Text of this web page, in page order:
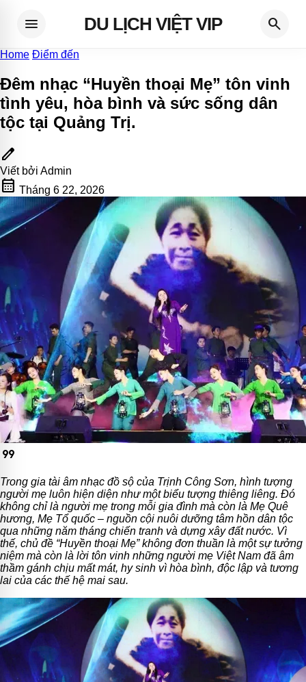
menu DU LỊCH VIỆT VIP search
Home Điểm đến
Đêm nhạc “Huyền thoại Mẹ” tôn vinh
tình yêu, hòa bình và sức sống dân
tộc tại Quảng Trị.
edit
Viết bởi Admin
calendar_month Tháng 6 22, 2026
format_quote
Trong gia tài âm nhạc đồ sộ của Trịnh Công Sơn, hình tượng
người mẹ luôn hiện diện như một biểu tượng thiêng liêng. Đó
không chỉ là người mẹ trong mỗi gia đình mà còn là Mẹ Quê
hương, Mẹ Tổ quốc – nguồn cội nuôi dưỡng tâm hồn dân tộc
qua những năm tháng chiến tranh và dựng xây đất nước. Vì
thế, chủ đề “Huyền thoại Mẹ” không đơn thuần là một sự tưởng
niệm mà còn là lời tôn vinh những người mẹ Việt Nam đã âm
thầm gánh chịu mất mát, hy sinh vì hòa bình, độc lập và tương
lai của các thế hệ mai sau.